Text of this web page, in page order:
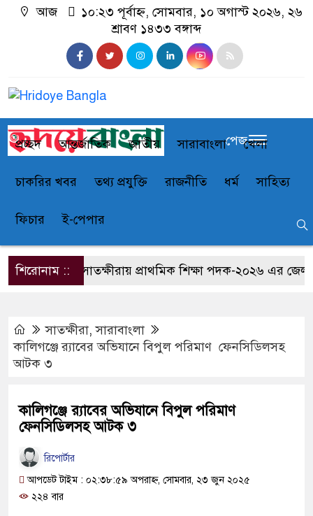
আজ
১০:২৩ পূর্বাহ্ন, সোমবার, ১০ অগাস্ট ২০২৬, ২৬
শ্রাবণ ১৪৩৩ বঙ্গাব্দ
প্রচ্ছদ আন্তর্জাতিক জাতীয় সারাবাংলা খেলা
চাকরির খবর তথ্য প্রযুক্তি রাজনীতি ধর্ম সাহিত্য
ফিচার ই-পেপার
পেজ
শিরোনাম ::সাতক্ষীরায় প্রাথমিক শিক্ষা পদক-২০২৬ এর জেলা
সাতক্ষীরা,সারাবাংলা
কালিগঞ্জে র‍্যাবের অভিযানে বিপুল পরিমাণ ফেনসিডিলসহ
আটক ৩
কালিগঞ্জে র‍্যাবের অভিযানে বিপুল পরিমাণ
ফেনসিডিলসহ আটক ৩
রিপোর্টার
আপডেট টাইম : ০২:৩৮:৫৯ অপরাহ্ন, সোমবার, ২৩ জুন ২০২৫
২২৪ বার